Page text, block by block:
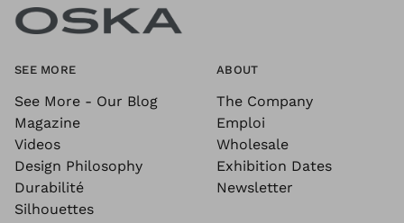
SEE MORE
See More - Our Blog
Magazine
Videos
Design Philosophy
Durabilité
Silhouettes
ABOUT
The Company
Emploi
Wholesale
Exhibition Dates
Newsletter